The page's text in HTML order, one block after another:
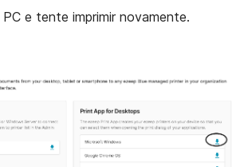
PC e tente imprimir novamente.